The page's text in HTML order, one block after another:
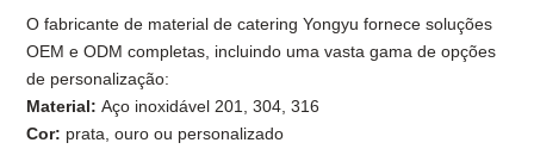
O fabricante de material de catering Yongyu fornece soluções
OEM e ODM completas, incluindo uma vasta gama de opções
de personalização:
Material: Aço inoxidável 201, 304, 316
Cor: prata, ouro ou personalizado